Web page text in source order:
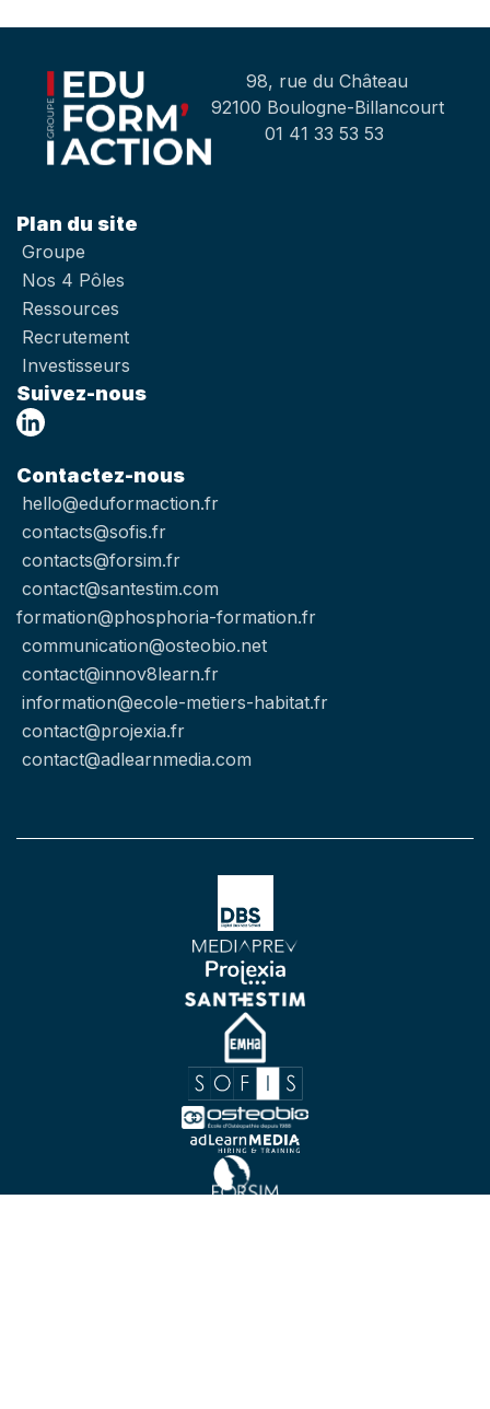
98, rue du Château
92100 Boulogne-Billancourt
01 41 33 53 53
Plan du site
Groupe
Nos 4 Pôles
Ressources
Recrutement
Investisseurs
Suivez-nous
Contactez-nous
hello@eduformaction.fr
contacts@sofis.fr
contacts@forsim.fr
contact@santestim.com
formation@phosphoria-formation.fr
communication@osteobio.net
contact@innov8learn.fr
information@ecole-metiers-habitat.fr
contact@projexia.fr
contact@adlearnmedia.com